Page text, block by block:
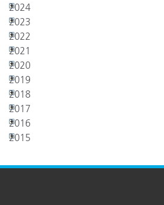
2024
2023
2022
2021
2020
2019
2018
2017
2016
2015